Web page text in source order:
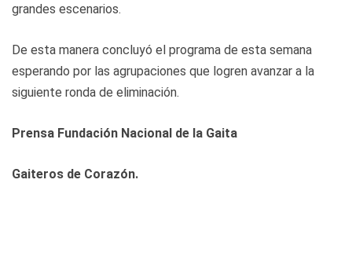
grandes escenarios.
De esta manera concluyó el programa de esta semana
esperando por las agrupaciones que logren avanzar a la
siguiente ronda de eliminación.
Prensa Fundación Nacional de la Gaita
Gaiteros de Corazón.